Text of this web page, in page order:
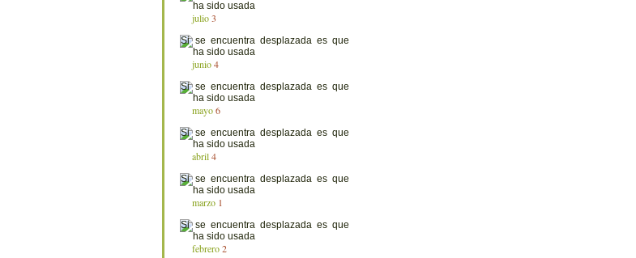
julio 3
junio 4
mayo 6
abril 4
marzo 1
febrero 2